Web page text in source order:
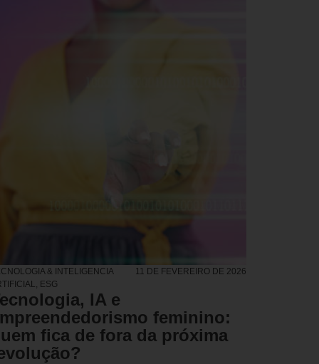
& INTELIGENCIA
, ESG
11 DE FEVEREIRO DE 2026
IA e
feminino:
fica de fora da próxima